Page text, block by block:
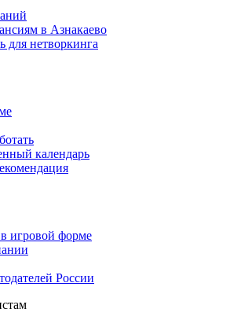
в Азнакаево
для нетворкинга
календарь
игровой форме
России